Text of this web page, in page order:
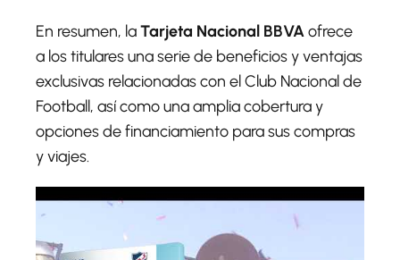
En resumen, laTarjeta Nacional BBVAofrece
a los titulares una serie de beneficios y ventajas
exclusivas relacionadas con el Club Nacional de
Football, así como una amplia cobertura y
opciones de financiamiento para sus compras
y viajes.